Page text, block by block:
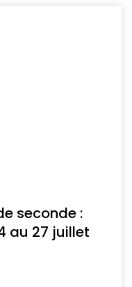
seconde :
au 27 juillet